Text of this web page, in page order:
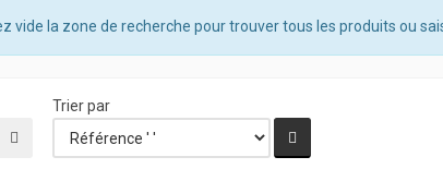
vide la zone de recherche pour trouver tous les produits ou
Trier par